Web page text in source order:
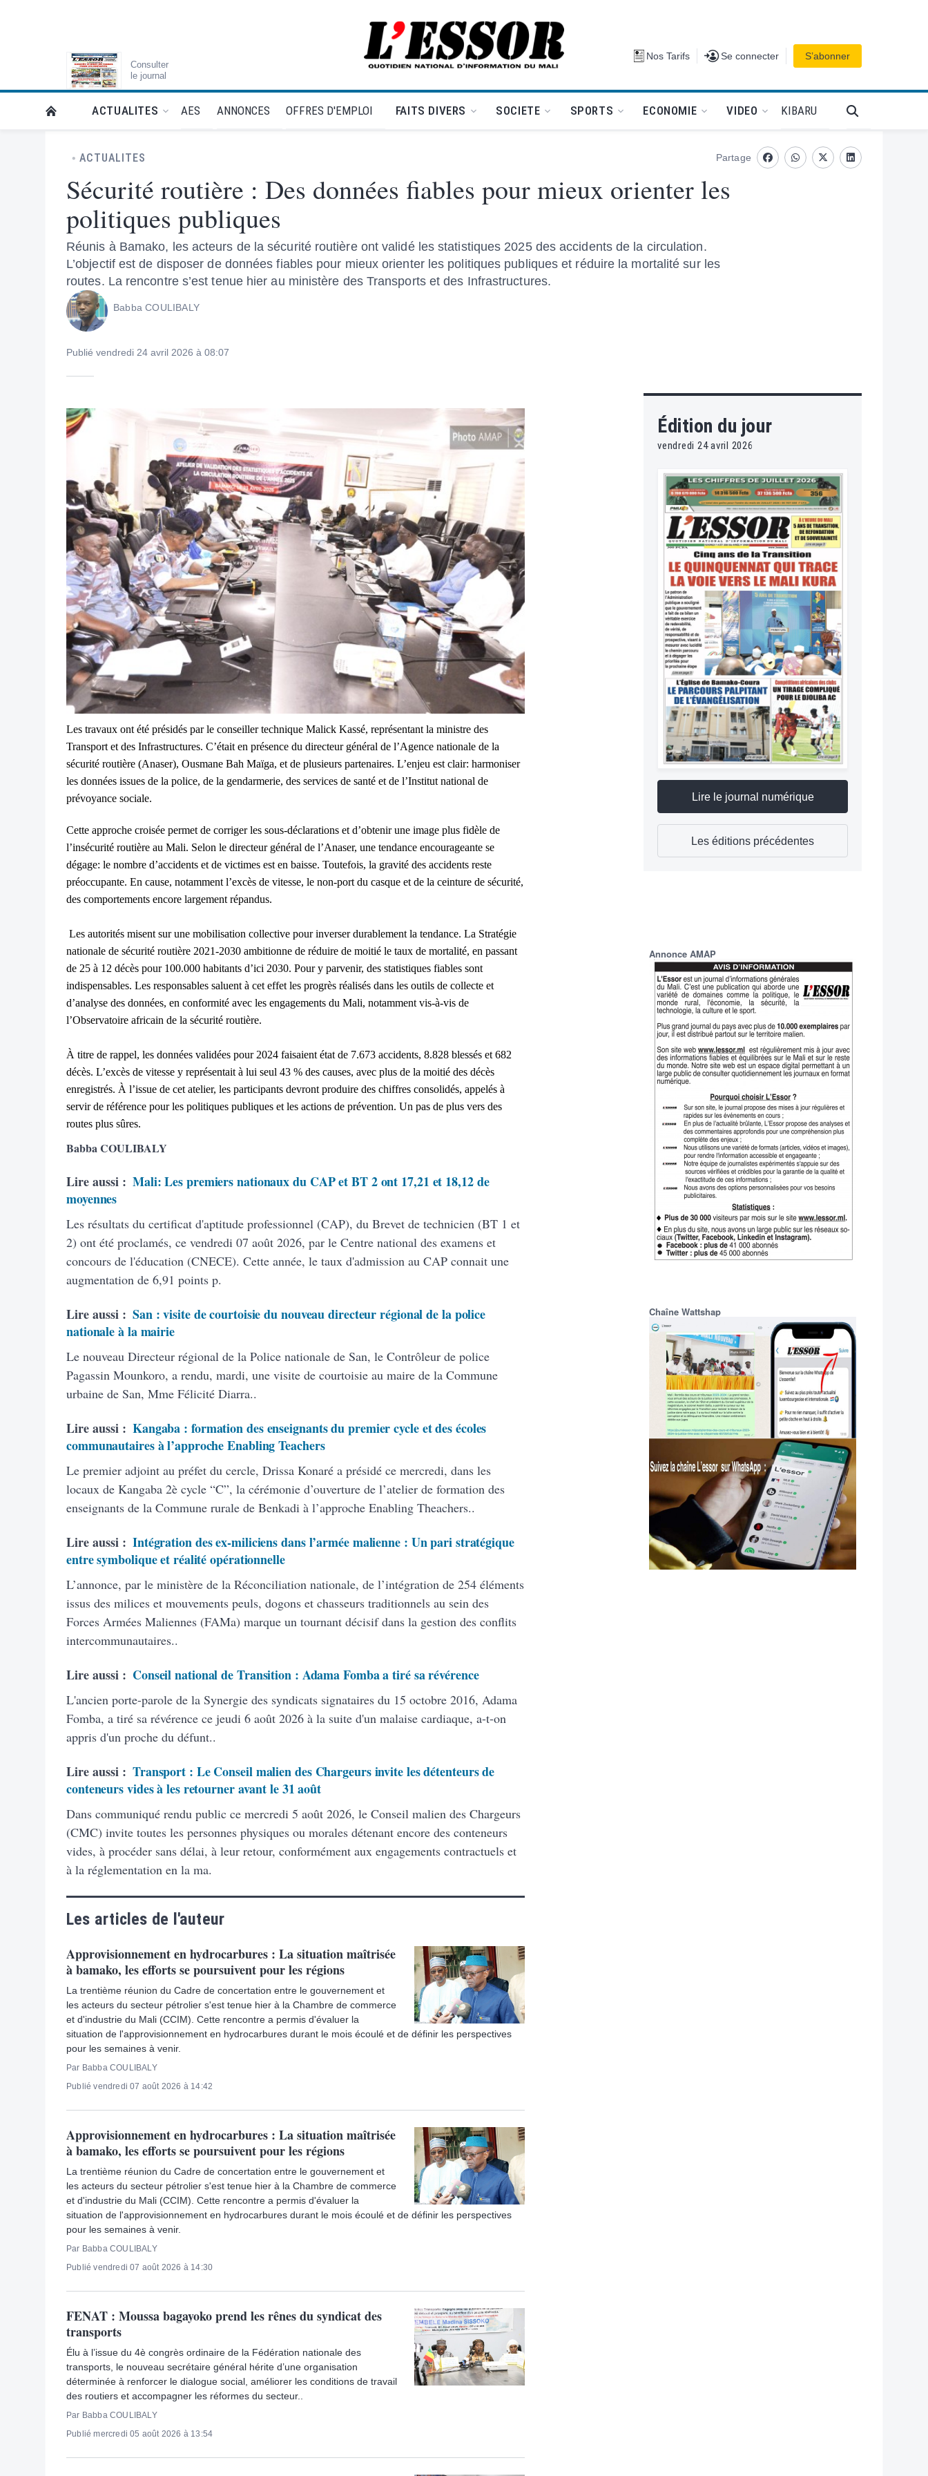
Consulter
le journal
L'Essor - retour à la une Nos Tarifs Se connecter
Se connecter S’abonner
RETOUR À LA PAGE D’ACCUEIL DE L'ESSOR
ACTUALITES AES ANNONCES OFFRES D'EMPLOI FAITS DIVERS SOCIETE SPORTS ECONOMIE VIDEO KIBARU
ACTUALITES
Sécurité routière : Des données fiables pour mieux orienter les
politiques publiques
Réunis à Bamako, les acteurs de la sécurité routière ont validé les statistiques 2025 des accidents de la circulation.
L’objectif est de disposer de données fiables pour mieux orienter les politiques publiques et réduire la mortalité sur les
routes. La rencontre s’est tenue hier au ministère des Transports et des Infrastructures.
Babba COULIBALY
Publié vendredi 24 avril 2026 à 08:07
Partage
FacebookwhatsappTwitterLinkedin
Les travaux ont été présidés par le conseiller technique Malick Kassé, représentant la ministre des
Transport et des Infrastructures. C’était en présence du directeur général de l’Agence nationale de la
sécurité routière (Anaser), Ousmane Bah Maïga, et de plusieurs partenaires. L’enjeu est clair: harmoniser
les données issues de la police, de la gendarmerie, des services de santé et de l’Institut national de
prévoyance sociale.
Cette approche croisée permet de corriger les sous-déclarations et d’obtenir une image plus fidèle de
l’insécurité routière au Mali. Selon le directeur général de l’Anaser, une tendance encourageante se
dégage: le nombre d’accidents et de victimes est en baisse. Toutefois, la gravité des accidents reste
préoccupante. En cause, notamment l’excès de vitesse, le non-port du casque et de la ceinture de sécurité,
des comportements encore largement répandus.
Les autorités misent sur une mobilisation collective pour inverser durablement la tendance. La Stratégie
nationale de sécurité routière 2021-2030 ambitionne de réduire de moitié le taux de mortalité, en passant
de 25 à 12 décès pour 100.000 habitants d’ici 2030. Pour y parvenir, des statistiques fiables sont
indispensables. Les responsables saluent à cet effet les progrès réalisés dans les outils de collecte et
d’analyse des données, en conformité avec les engagements du Mali, notamment vis-à-vis de
l’Observatoire africain de la sécurité routière.
À titre de rappel, les données validées pour 2024 faisaient état de 7.673 accidents, 8.828 blessés et 682
décès. L’excès de vitesse y représentait à lui seul 43 % des causes, avec plus de la moitié des décès
enregistrés. À l’issue de cet atelier, les participants devront produire des chiffres consolidés, appelés à
servir de référence pour les politiques publiques et les actions de prévention. Un pas de plus vers des
routes plus sûres.
Babba COULIBALY
Lire aussi : Mali: Les premiers nationaux du CAP et BT 2 ont 17,21 et 18,12 de
moyennes
Les résultats du certificat d'aptitude professionnel (CAP), du Brevet de technicien (BT 1 et
2) ont été proclamés, ce vendredi 07 août 2026, par le Centre national des examens et
concours de l'éducation (CNECE). Cette année, le taux d'admission au CAP connait une
augmentation de 6,91 points p.
Lire aussi : San : visite de courtoisie du nouveau directeur régional de la police
nationale à la mairie
Le nouveau Directeur régional de la Police nationale de San, le Contrôleur de police
Pagassin Mounkoro, a rendu, mardi, une visite de courtoisie au maire de la Commune
urbaine de San, Mme Félicité Diarra..
Lire aussi : Kangaba : formation des enseignants du premier cycle et des écoles
communautaires à l’approche Enabling Teachers
Le premier adjoint au préfet du cercle, Drissa Konaré a présidé ce mercredi, dans les
locaux de Kangaba 2è cycle “C”, la cérémonie d’ouverture de l’atelier de formation des
enseignants de la Commune rurale de Benkadi à l’approche Enabling Theachers..
Lire aussi : Intégration des ex-miliciens dans l’armée malienne : Un pari stratégique
entre symbolique et réalité opérationnelle
L’annonce, par le ministère de la Réconciliation nationale, de l’intégration de 254 éléments
issus des milices et mouvements peuls, dogons et chasseurs traditionnels au sein des
Forces Armées Maliennes (FAMa) marque un tournant décisif dans la gestion des conflits
intercommunautaires..
Lire aussi : Conseil national de Transition : Adama Fomba a tiré sa révérence
L'ancien porte-parole de la Synergie des syndicats signataires du 15 octobre 2016, Adama
Fomba, a tiré sa révérence ce jeudi 6 août 2026 à la suite d'un malaise cardiaque, a-t-on
appris d'un proche du défunt..
Lire aussi : Transport : Le Conseil malien des Chargeurs invite les détenteurs de
conteneurs vides à les retourner avant le 31 août
Dans communiqué rendu public ce mercredi 5 août 2026, le Conseil malien des Chargeurs
(CMC) invite toutes les personnes physiques ou morales détenant encore des conteneurs
vides, à procéder sans délai, à leur retour, conformément aux engagements contractuels et
à la réglementation en la ma.
Les articles de l'auteur
Approvisionnement en hydrocarbures : La situation maîtrisée
à bamako, les efforts se poursuivent pour les régions
La trentième réunion du Cadre de concertation entre le gouvernement et
les acteurs du secteur pétrolier s'est tenue hier à la Chambre de commerce
et d'industrie du Mali (CCIM). Cette rencontre a permis d'évaluer la
situation de l'approvisionnement en hydrocarbures durant le mois écoulé et de définir les perspectives
pour les semaines à venir.
Par Babba COULIBALY
Publié vendredi 07 août 2026 à 14:42
Approvisionnement en hydrocarbures : La situation maîtrisée
à bamako, les efforts se poursuivent pour les régions
La trentième réunion du Cadre de concertation entre le gouvernement et
les acteurs du secteur pétrolier s'est tenue hier à la Chambre de commerce
et d'industrie du Mali (CCIM). Cette rencontre a permis d'évaluer la
situation de l'approvisionnement en hydrocarbures durant le mois écoulé et de définir les perspectives
pour les semaines à venir.
Par Babba COULIBALY
Publié vendredi 07 août 2026 à 14:30
FENAT : Moussa bagayoko prend les rênes du syndicat des
transports
Élu à l’issue du 4è congrès ordinaire de la Fédération nationale des
transports, le nouveau secrétaire général hérite d’une organisation
déterminée à renforcer le dialogue social, améliorer les conditions de travail
des routiers et accompagner les réformes du secteur..
Par Babba COULIBALY
Publié mercredi 05 août 2026 à 13:54
Édition du jour
vendredi 24 avril 2026
Lire le journal numérique
Les éditions précédentes
Annonce AMAP
Chaîne Wattshap